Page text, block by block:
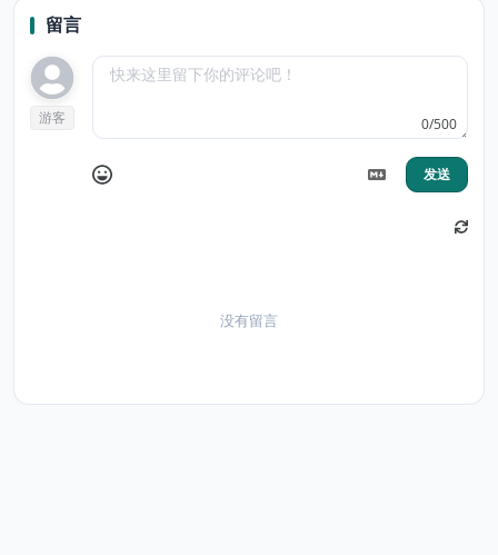
留言
游客 0/500
发送
没有留言